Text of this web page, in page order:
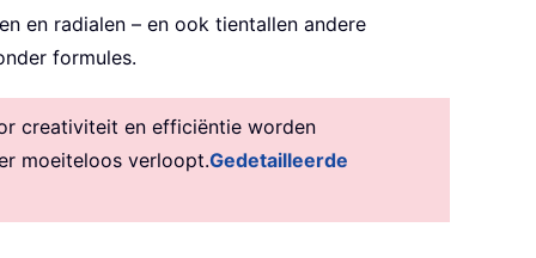
en radialen – en ook tientallen andere
formules.
creativiteit en efficiëntie worden
moeiteloos verloopt.Gedetailleerde